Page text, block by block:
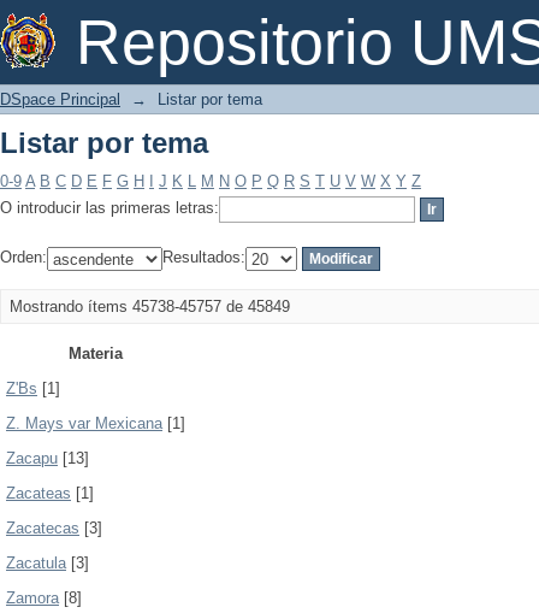
Repositorio
Listar por tema
DSpace Principal → Listar por tema
Listar por tema
0-9 A B C D E F G H J K L M N O P Q R S T U V W X Y Z
O introducir las primeras letras:
Orden: Resultados:
Mostrando ítems 45738-45757 de 45849
Materia
Z'Bs [1]
Z. Mays var Mexicana[1]
Zacapu [13]
Zacateas [1]
Zacatecas [3]
Zacatula[3]
Zamora[8]